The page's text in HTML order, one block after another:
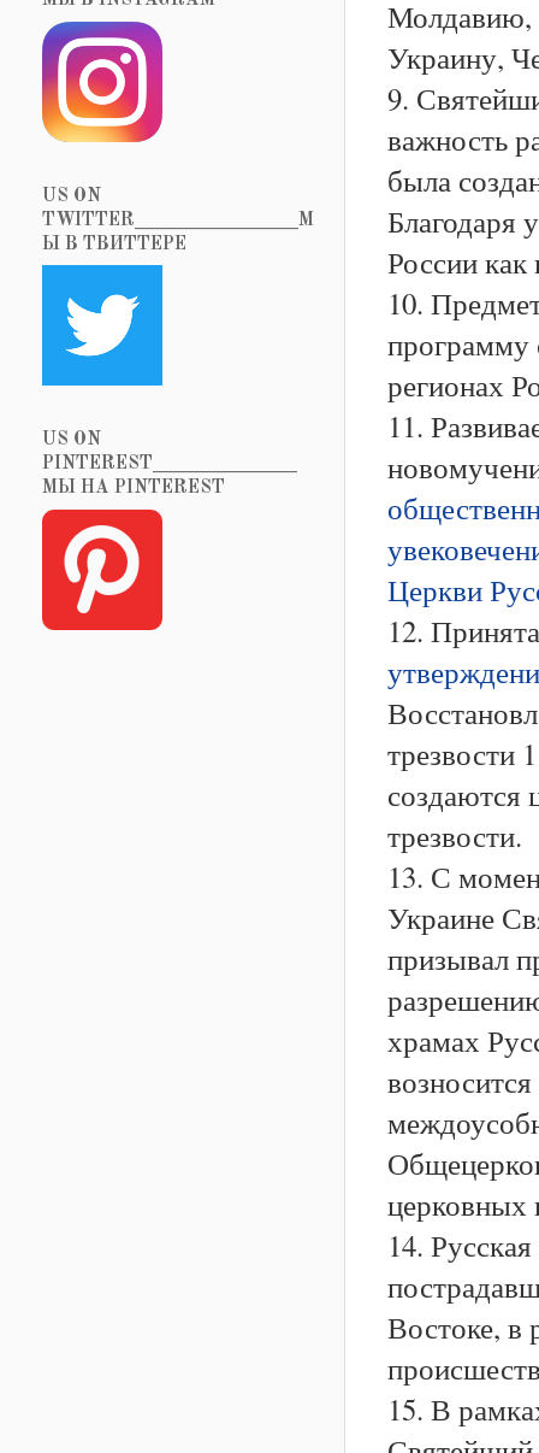
Молдавию,
Украину,
9.
важность
была
Благодаря
России как
10.
программу
регионах
11.
Церкви
12.
трезвости
создаются
трезвости.
13. С
Украине
призывал
храмах
церковных
14.
Востоке, в
15. В
US ON
TWITTER_________________М
Ы В ТВИТТЕРЕ
US ON
PINTEREST_______________
МЫ НА PINTEREST